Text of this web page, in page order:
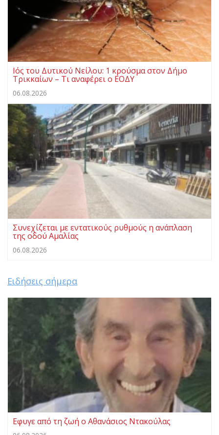
Ιός του Δυτικού Νείλου: 1 κρούσμα στον Δήμο
Τρικκαίων – Τι αναφέρει ο ΕΟΔΥ
06.08.2026
Συνεχίζεται με εντατικούς ρυθμούς η ανάπλαση
της οδού Αμαλίας
06.08.2026
Ειδήσεις σήμερα
Εφυγε από τη ζωή ο Αθανάσιος Ντακούλας